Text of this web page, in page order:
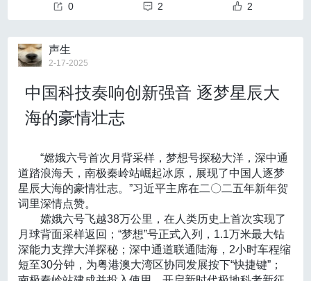
帮助我们更好地理解大脑是怎么工作的，从而帮助我们
更好地设计人工智能的算法和硬件（如类脑芯片），另
一方面人工智能技术的进步也会助益脑电解码算法准确
率的提升，“我觉得算法的演进和硬件的发展是相互促进
的关系”，唐建石说。
“脑机接口技术确实有望成为继人工智能后的下一个重大
技术突破”，唐建石认为，与大模型侧重于数据处理和认
知模拟不同，脑机接口直接打通了人脑与外部设备的沟
交叉视角不仅强调学科间的融合，也
鼓励学界与业界的
深度协同。王耀祖提到，北京科技大学目前推行的“双导
师”制度为每位学生配备一名校内导师和一名来自企业或
研究机构的行业导师，使学生的研究更贴近实际需
究，才能让学术研究切切实实地推动社会的进步。”
“对于硕士和博士来说，我们还需要重新思考一下评价标
准”，王耀祖表示，除了传统的论文发表，产品开发、专
利成果等也可以纳入到研究生的评价范围中，
参加科技竞赛、参与创业孵化，让学生的创新成果更贴
近实际问题和需求。
DeepSeek引擎，绘制北京AI蓝图
2024年7月26日，北京市正式发布《北京市推动“人工智
键技术的创新和优化。
在每次推理时都需要计算所有参数，计算量巨大，而 De
epSeek采用了混合专家架构（MoE, Mixture of Expert
激活模型部分参数，显著减少了计算量和显存占用”。
以DeepSeek基础大模型为例，模型总参数量达6710亿
参数，如果按传统密集模型方式推理，意味着需要激活
37亿个参数，计算量降低了数十倍，但却能够保持较高
的性能。
另外，传统的多头注意力（MHA）模型需要大量的显
存，而 DeepSeek则采用了多头潜在注意力（MLA）机
制，通过低秩压缩（Low-Rank Compression）来减少
显存占用。这就好像将一本厚重的百科全书压缩为精华
版的速查手册，虽然压缩了内容，但查询的效率提高
了，关键信息仍然存在，而所需的空间大大减少。
在训练方法上，DeepSeek采用了FP8（8位浮点数）混
0 2 2
声生
2-17-2025
中国科技奏响创新强音 逐梦星辰大
海的豪情壮志
“嫦娥六号首次月背采样，梦想号探秘大洋，深中通
道踏浪海天，南极秦岭站崛起冰原，展现了中国人逐梦
星辰大海的豪情壮志。”习近平主席在二〇二五年新年贺
词里深情点赞。
嫦娥六号飞越38万公里，在人类历史上首次实现了
月球背面采样返回；“梦想”号正式入列，1.1万米最大钻
深能力支撑大洋探秘；深中通道联通陆海，2小时车程缩
短至30分钟，为粤港澳大湾区协同发展按下“快捷键”；